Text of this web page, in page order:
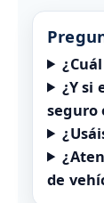
¿Y si
seguro
de